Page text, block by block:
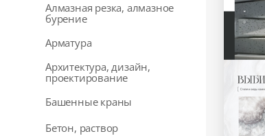
Алмазная резка, алмазное
бурение
Арматура
Архитектура, дизайн,
проектирование
Башенные краны
Бетон, раствор